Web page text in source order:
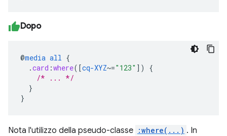
Dopo
@media all {
.card :where([cq-XYZ~="123" ])
{
/* ... */
}
}
Nota l'utilizzo della pseudo-classe :where(...) . In